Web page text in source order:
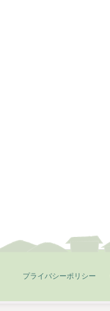
プライバシーポリシー